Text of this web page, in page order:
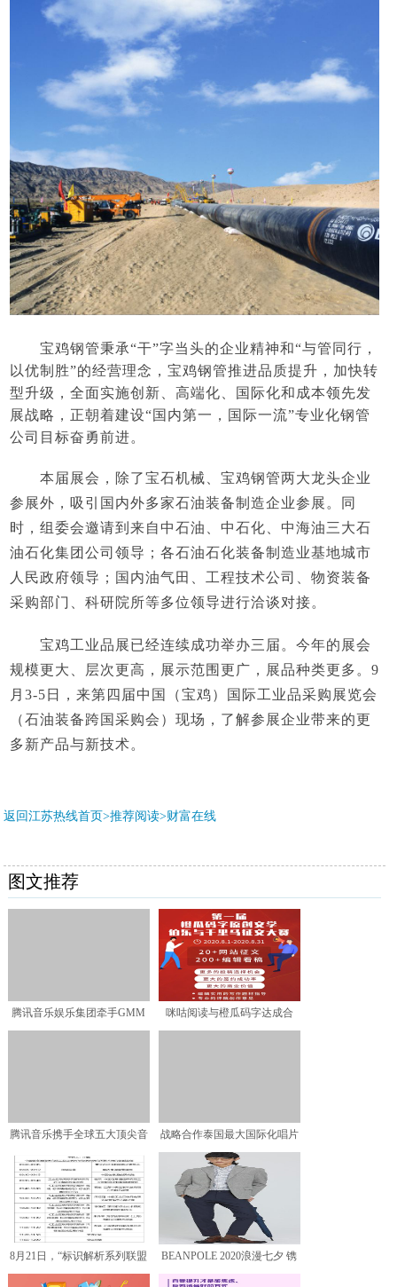
宝鸡钢管秉承“干”字当头的企业精神和“与管同行，
以优制胜”的经营理念，宝鸡钢管推进品质提升，加快转
型升级，全面实施创新、高端化、国际化和成本领先发
展战略，正朝着建设“国内第一，国际一流”专业化钢管
公司目标奋勇前进。
本届展会，除了宝石机械、宝鸡钢管两大龙头企业
参展外，吸引国内外多家石油装备制造企业参展。同
时，组委会邀请到来自中石油、中石化、中海油三大石
油石化集团公司领导；各石油石化装备制造业基地城市
人民政府领导；国内油气田、工程技术公司、物资装备
采购部门、科研院所等多位领导进行洽谈对接。
宝鸡工业品展已经连续成功举办三届。今年的展会
规模更大、层次更高，展示范围更广，展品种类更多。 9
月3-5日，来第四届中国（宝鸡）国际工业品采购展览会
（石油装备跨国采购会）现场，了解参展企业带来的更
多新产品与新技术。
返回江苏热线首页>推荐阅读>财富在线
图文推荐
腾讯音乐娱乐集团牵手GMM
咪咕阅读与橙瓜码字达成合
腾讯音乐携手全球五大顶尖音
乐厂牌 以价值共创拓宽
战略合作泰国最大国际化唱片
公司GMM 腾讯音乐娱
8月21日，“标识解析系列联盟
标准宣贯会第一站”
BEANPOLE 2020浪漫七夕 镌
刻人生时光